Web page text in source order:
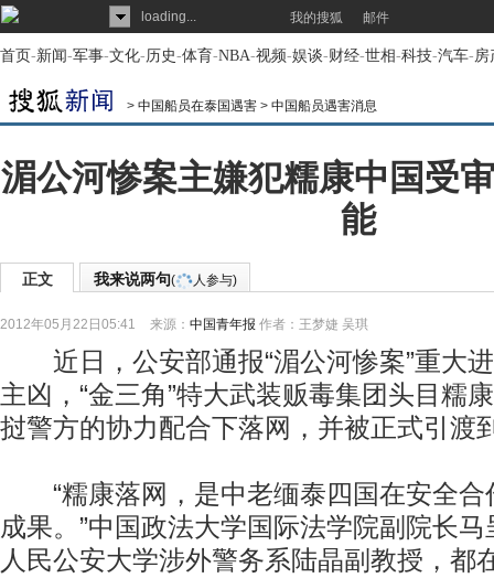
loading... 我的搜狐 邮件
首页-新闻-军事-文化-历史-体育-NBA-视频-娱谈-财经-世相-科技-汽车-房
> 中国船员在泰国遇害 > 中国船员遇害消息
湄公河惨案主嫌犯糯康中国受
能
正文 我来说两句( 人参与)
2012年05月22日05:41 来源： 中国青年报 作者：王梦婕 吴琪
近日，公安部通报“湄公河惨案”重大
主凶，“金三角”特大武装贩毒集团头目糯
挝警方的协力配合下落网，并被正式引渡
“糯康落网，是中老缅泰四国在安全合
成果。”中国政法大学国际法学院副院长
人民公安大学涉外警务系陆晶副教授，都